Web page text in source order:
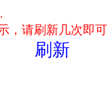
，请刷新几次即可
刷新